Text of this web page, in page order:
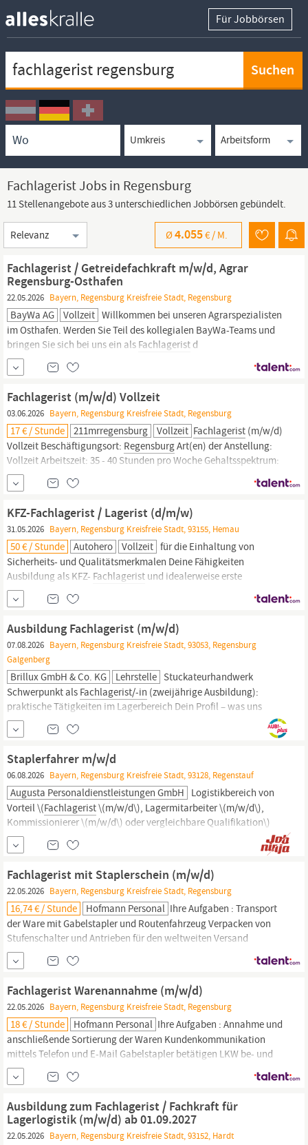
Für Jobbörsen
Ortssuche
Umkreissuche
Arbeitsform
Fachlagerist Jobs in Regensburg
11 Stellenangebote aus 3 unterschiedlichen Jobbörsen gebündelt.
Sortierung
Ø4.055€ / M.
Fachlagerist / Getreidefachkraft m/w/d, Agrar
Regensburg-Osthafen
22.05.2026 Bayern, Regensburg Kreisfreie Stadt, Regensburg
BayWa AG Vollzeit Willkommen bei unseren Agrarspezialisten
im Osthafen. Werden Sie Teil des kollegialen BayWa-Teams und
bringen Sie sich bei uns ein als Fachlagerist d
Stellenbeschreibung Ihre spannenden Aufgaben: Bedienung der
hochmodernen und komplexen Maschinen und Anlagen, inklusive
Durchführung einfacher Wartungsarbeiten Kundenorientiertes
Abarbeiten von Ein- und
Fachlagerist (m/w/d) Vollzeit
03.06.2026 Bayern, Regensburg Kreisfreie Stadt, Regensburg
17 € / Stunde 211mrregensburg Vollzeit Fachlagerist (m/w/d)
Vollzeit Beschäftigungsort: RegensburgArt(en) der Anstellung:
Vollzeit Arbeitszeit: 35 - 40 Stunden pro Woche Gehaltsspektrum:
17 - 19 Euro pro Stunde Herzlich Willkommen bei den
Maschinenring Personaldiensten! Das bieten wir Dir: eine
attraktive Bezahlung über Tarif (GVP) 50 € Edenred
Mitarbeiterkarte
KFZ-Fachlagerist / Lagerist (d/m/w)
31.05.2026 Bayern, Regensburg Kreisfreie Stadt, 93155, Hemau
50 € / Stunde Autohero Vollzeit für die Einhaltung von
Sicherheits- und Qualitätsmerkmalen Deine Fähigkeiten
Ausbildung als KFZ- Fachlagerist und idealerweise erste
praktische Erfahrung im Bereich KFZ-Teile und Lager Sehr gute
Kenntnisse in logistischen Prozessen - Annahme, Lagerung,
Kommissionierung und Versand von Gütern Guter Umgang mit
dem Tablet sowie ausgeprägte Teamfähigkeit
Ausbildung Fachlagerist (m/w/d)
07.08.2026 Bayern, Regensburg Kreisfreie Stadt, 93053, Regensburg
Galgenberg
Brillux GmbH & Co. KG Lehrstelle Stuckateurhandwerk
Schwerpunkt als Fachlagerist/-in (zweijährige Ausbildung):
praktische Tätigkeiten im Lagerbereich Dein Profil – was uns
überzeugt Schulabschluss: mindestens Hauptschulabschluss oder
Fachoberschulreife/Mittlere Reife Einsatzbereitschaft,
Zuverlässigkeit und Verantwortungsbewusstsein selbstständige,
flexible und
Staplerfahrer m/w/d
06.08.2026 Bayern, Regensburg Kreisfreie Stadt, 93128, Regenstauf
Augusta Personaldienstleistungen GmbH Logistikbereich von
Vorteil \(Fachlagerist\(m/w/d\), Lagermitarbeiter \(m/w/d\),
Kommissionierer \(m/w/d\) oder vergleichbare Qualifikation\)
Sorgfältige und eigenständige Arbeitsweise Staplerschein
Teamfähigkeit und Einsatzbereitschaft Ihre Benefits Unbefristetes
Arbeitsverhältnis mit Übernahmeoption Individueller Lohn mit
Zusatzleistungen \(z.B. VMA...
Fachlagerist mit Staplerschein (m/w/d)
22.05.2026 Bayern, Regensburg Kreisfreie Stadt, Regensburg
16,74 € / Stunde Hofmann Personal Ihre Aufgaben : Transport
der Ware mit Gabelstapler und Routenfahrzeug Verpacken von
Stufenschalter und Antrieben für den weltweiten Versand
Kommissionieren von Waren nach Auftrag als
(m/w/d) Verbuchen der Vorgänge im Warenwirtschaftssystem
Durchführen von Bestandskontrollen Umsetzung und Einhaltung
der
Fachlagerist Warenannahme (m/w/d)
22.05.2026 Bayern, Regensburg Kreisfreie Stadt, Regensburg
18 € / Stunde Hofmann Personal Ihre Aufgaben : Annahme und
anschließende Sortierung der Waren Kundenkommunikation
mittels Telefon und E-Mail Gabelstapler betätigen LKW be- und
entladen Ihre Qualifikationen: Ausbildung zur Fachkraft für
Lagerwirtschaft/Lagerlogistik oder Berufserfahrung im
(m/w/d) oder Quereinsteiger Mit
schneller Auffassungsgabe Keine
Ausbildung zum Fachlagerist / Fachkraft für
Lagerlogistik (m/w/d) ab 01.09.2027
22.05.2026 Bayern, Regensburg Kreisfreie Stadt, 93152, Hardt